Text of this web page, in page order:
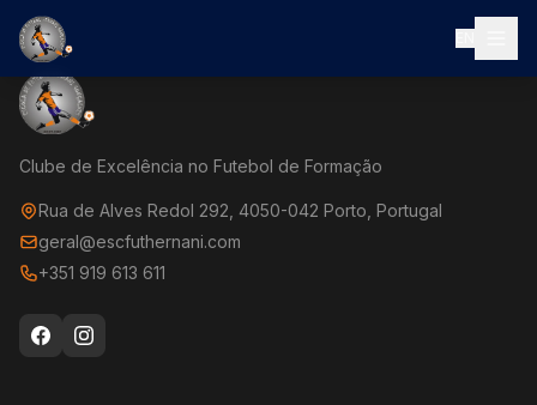
Clube de Excelência no Futebol de Formação
Rua de Alves Redol 292, 4050-042 Porto, Portugal
geral@escfuthernani.com
+351 919 613 611